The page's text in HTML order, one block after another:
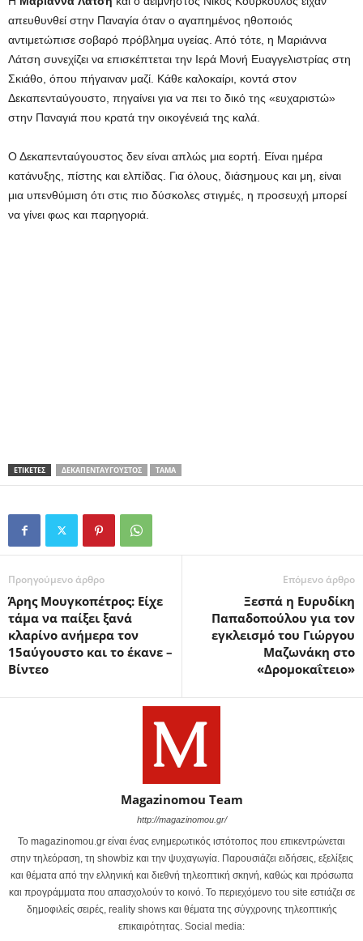
απευθυνθεί στην Παναγία όταν ο αγαπημένος ηθοποιός
αντιμετώπισε σοβαρό πρόβλημα υγείας. Από τότε, η Μαριάννα
Λάτση συνεχίζει να επισκέπτεται την Ιερά Μονή Ευαγγελιστρίας στη
Σκιάθο, όπου πήγαιναν μαζί. Κάθε καλοκαίρι, κοντά στον
Δεκαπενταύγουστο, πηγαίνει για να πει το δικό της «ευχαριστώ»
στην Παναγιά που κρατά την οικογένειά της καλά.
Ο Δεκαπενταύγουστος δεν είναι απλώς μια εορτή. Είναι ημέρα
κατάνυξης, πίστης και ελπίδας. Για όλους, διάσημους και μη, είναι
μια υπενθύμιση ότι στις πιο δύσκολες στιγμές, η προσευχή μπορεί
να γίνει φως και παρηγοριά.
ΕΤΙΚΕΤΕΣ ΔΕΚΑΠΕΝΤΑΎΓΟΥΣΤΟΣ ΤΆΜΑ
Προηγούμενο άρθρο
Άρης Μουγκοπέτρος: Είχε
τάμα να παίξει ξανά
κλαρίνο ανήμερα τον
15αύγουστο και το έκανε –
Βίντεο
Επόμενο άρθρο
Ξεσπά η Ευρυδίκη
Παπαδοπούλου για τον
εγκλεισμό του Γιώργου
Μαζωνάκη στο
«Δρομοκαΐτειο»
Magazinomou Team
http://magazinomou.gr/
Το magazinomou.gr είναι ένας ενημερωτικός ιστότοπος που επικεντρώνεται
στην τηλεόραση, τη showbiz και την ψυχαγωγία. Παρουσιάζει ειδήσεις, εξελίξεις
και θέματα από την ελληνική και διεθνή τηλεοπτική σκηνή, καθώς και πρόσωπα
και προγράμματα που απασχολούν το κοινό. Το περιεχόμενο του site εστιάζει σε
δημοφιλείς σειρές, reality shows και θέματα της σύγχρονης τηλεοπτικής
επικαιρότητας. Social media: